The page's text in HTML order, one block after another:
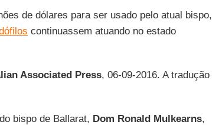
de dólares para ser usado pelo atual bispo,
continuassem atuando no estado
Associated Press, 06-09-2016. A tradução
bispo de Ballarat, Dom Ronald Mulkearns,